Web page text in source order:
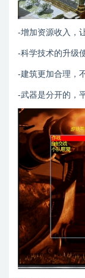
-增加资源收入，
-科学技术的升级
-建筑更加合理，
-武器是分开的，